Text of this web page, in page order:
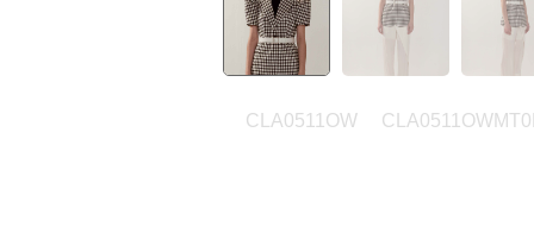
CLA0511OW